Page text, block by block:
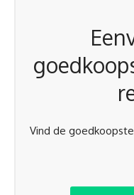
Vind de